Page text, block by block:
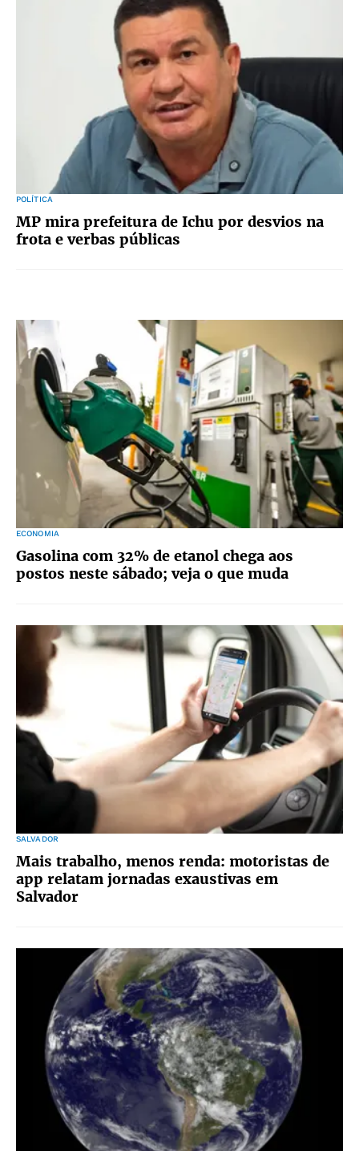
POLÍTICA
MP mira prefeitura de Ichu por desvios na
frota e verbas públicas
ECONOMIA
Gasolina com 32% de etanol chega aos
postos neste sábado; veja o que muda
SALVADOR
Mais trabalho, menos renda: motoristas de
app relatam jornadas exaustivas em
Salvador